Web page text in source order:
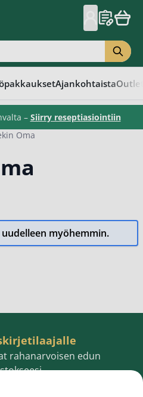
Ajankohtaista
– Siirry reseptiasiointiin
Oma
myöhemmin.
rahanarvoisen edun